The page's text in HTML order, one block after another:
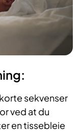
sekvenser
ved at du
en tissebleie